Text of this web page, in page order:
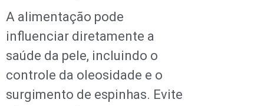
A alimentação pode
influenciar diretamente a
saúde da pele, incluindo o
controle da oleosidade e o
surgimento de espinhas. Evite